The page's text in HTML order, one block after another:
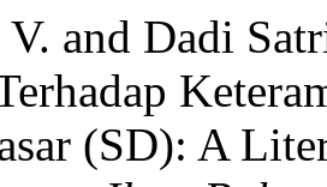
V. and Dadi
(SD): A